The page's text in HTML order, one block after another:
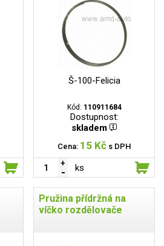
Š-100-Felicia
Kód: 110911684
Dostupnost:
skladem
Cena: 15 Kč s DPH
ks
Pružina přídržná na
víčko rozdělovače